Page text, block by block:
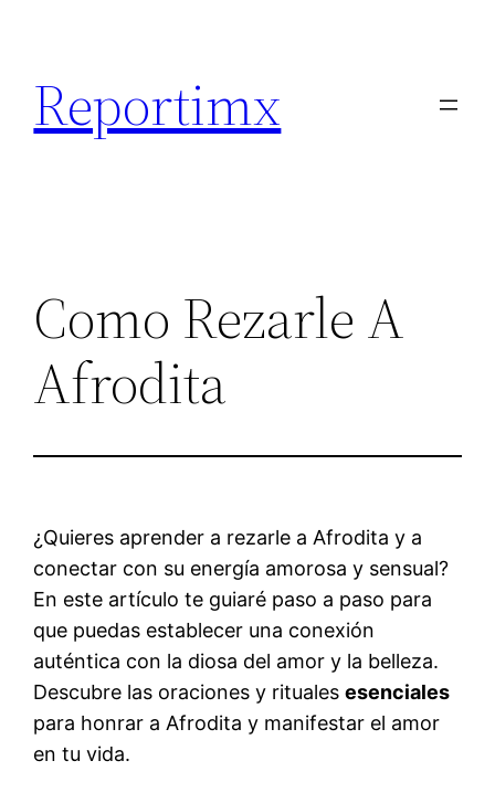
contenido
Reportimx
Como Rezarle A
Afrodita
¿Quieres aprender a rezarle a Afrodita y a
conectar con su energía amorosa y sensual?
En este artículo te guiaré paso a paso para
que puedas establecer una conexión
auténtica con la diosa del amor y la belleza.
Descubre las oraciones y ritualesesenciales
para honrar a Afrodita y manifestar el amor
en tu vida.